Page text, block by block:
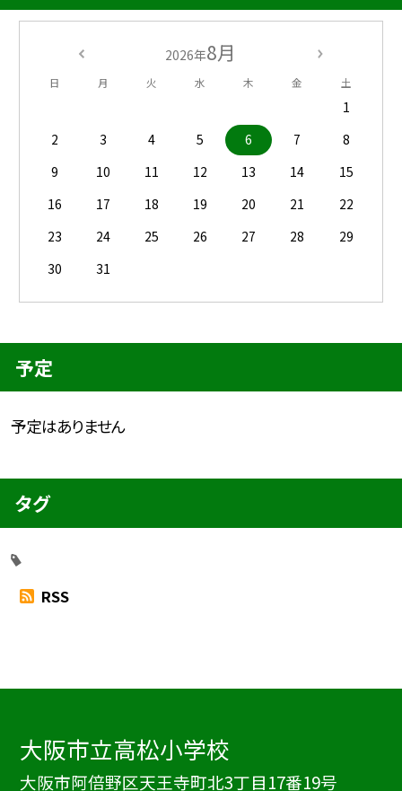
2026年8月
日 月 火 水 木 金 土
1
2
3 4 5 6 7
8
9
10 11 12 13 14
15
16
17 18 19 20 21
22
23
24 25 26 27 28
29
30
31
予定
予定はありません
タグ
RSS
大阪市立高松小学校
大阪市阿倍野区天王寺町北3丁目17番19号